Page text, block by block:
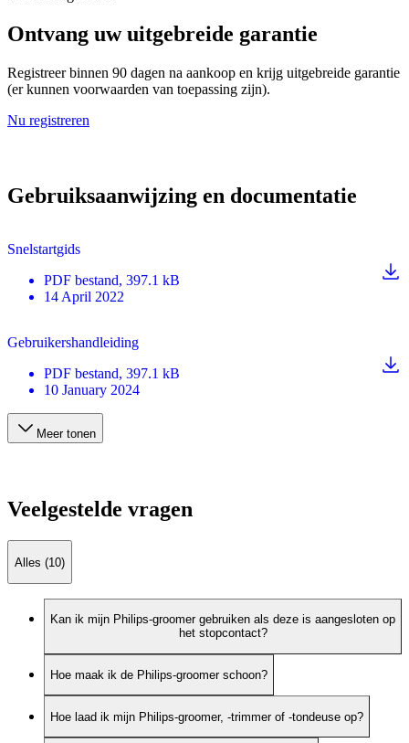
Ontvang uw uitgebreide garantie
Registreer binnen 90 dagen na aankoop en krijg uitgebreide garantie
(er kunnen voorwaarden van toepassing zijn).
Nu registreren
Gebruiksaanwijzing en documentatie
Snelstartgids
PDF bestand, 397.1 kB
14 April 2022
Gebruikershandleiding
PDF bestand, 397.1 kB
10 January 2024
Meer tonen
Veelgestelde vragen
Alles (10)
Kan ik mijn Philips-groomer gebruiken als deze is aangesloten op
het stopcontact?
Hoe maak ik de Philips-groomer schoon?
Hoe laad ik mijn Philips-groomer, -trimmer of -tondeuse op?